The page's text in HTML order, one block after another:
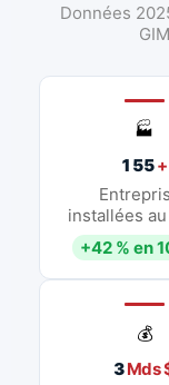
Données
🏭
155+
installées
+42 % en
💰
3Mds